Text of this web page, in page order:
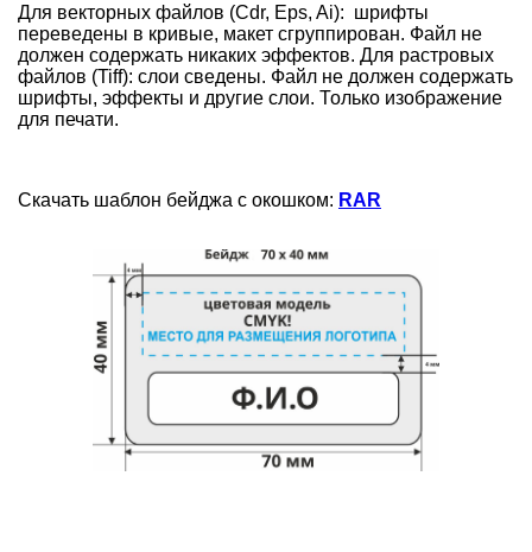
Для векторных файлов (Cdr, Eps, Ai): шрифты
переведены в кривые, макет сгруппирован. Файл не
должен содержать никаких эффектов. Для растровых
файлов (Tiff): слои сведены. Файл не должен содержать
шрифты, эффекты и другие слои. Только изображение
для печати.
Скачать шаблон бейджа с окошком: RAR